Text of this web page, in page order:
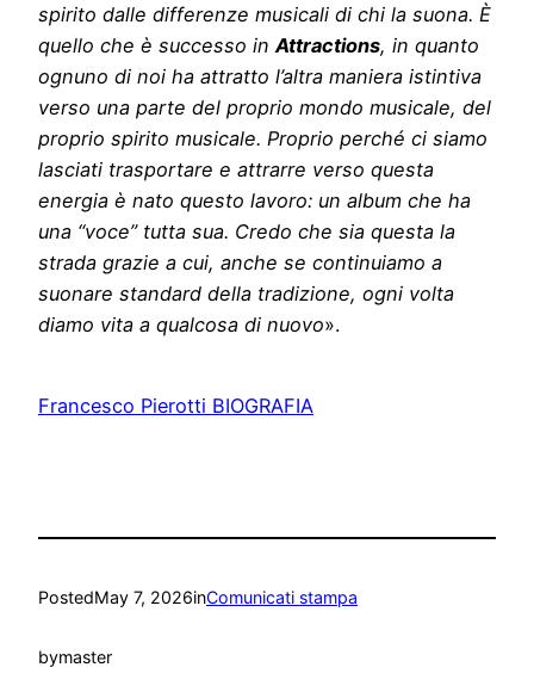
spirito dalle differenze musicali di chi la suona. È
quello che è successo in Attractions, in quanto
ognuno di noi ha attratto l’altra maniera istintiva
verso una parte del proprio mondo musicale, del
proprio spirito musicale. Proprio perché ci siamo
lasciati trasportare e attrarre verso questa
energia è nato questo lavoro: un album che ha
una “voce” tutta sua. Credo che sia questa la
strada grazie a cui, anche se continuiamo a
suonare standard della tradizione, ogni volta
diamo vita a qualcosa di nuovo».
Francesco Pierotti BIOGRAFIA
PostedMay 7, 2026inComunicati stampa
bymaster